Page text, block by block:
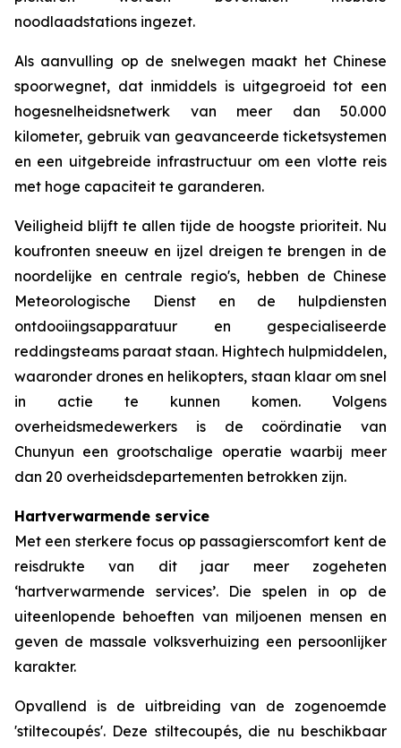
noodlaadstations ingezet.
Als aanvulling op de snelwegen maakt het Chinese
spoorwegnet, dat inmiddels is uitgegroeid tot een
hogesnelheidsnetwerk van meer dan 50.000
kilometer, gebruik van geavanceerde ticketsystemen
en een uitgebreide infrastructuur om een ​​vlotte reis
met hoge capaciteit te garanderen.
Veiligheid blijft te allen tijde de hoogste prioriteit. Nu
koufronten sneeuw en ijzel dreigen te brengen in de
noordelijke en centrale regio's, hebben de Chinese
Meteorologische Dienst en de hulpdiensten
ontdooiingsapparatuur en gespecialiseerde
reddingsteams paraat staan. Hightech hulpmiddelen,
waaronder drones en helikopters, staan klaar om snel
in actie te kunnen komen. Volgens
overheidsmedewerkers is de coördinatie van
Chunyun een grootschalige operatie waarbij meer
dan 20 overheidsdepartementen betrokken zijn.
Hartverwarmende service
Met een sterkere focus op passagierscomfort kent de
reisdrukte van dit jaar meer zogeheten
‘hartverwarmende services’. Die spelen in op de
uiteenlopende behoeften van miljoenen mensen en
geven de massale volksverhuizing een persoonlijker
karakter.
Opvallend is de uitbreiding van de zogenoemde
'stiltecoupés'. Deze stiltecoupés, die nu beschikbaar